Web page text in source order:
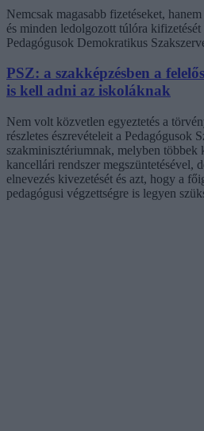
Nemcsak magasabb fizetéseket,
és minden ledolgozott túlóra kifizetését
Pedagógusok Demokratikus
PSZ: a szakképzésben a
is kell adni az iskoláknak
Nem volt közvetlen egyeztetés a
részletes észrevételeit a Pedagógusok
szakminisztériumnak, melyben többek
kancellári rendszer megszüntetésével,
elnevezés kivezetését és azt, hogy a
pedagógusi végzettségre is legyen